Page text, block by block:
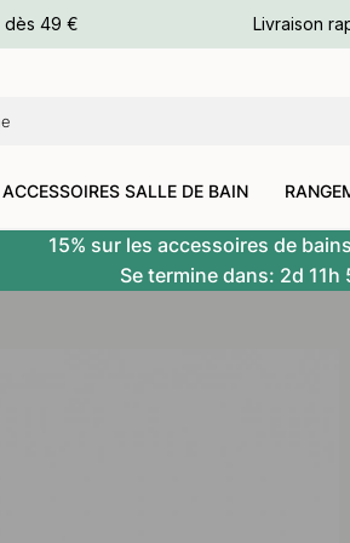
dès 49 € Livraison
ACCESSOIRES SALLE DE BAIN
15% sur les accessoires de
Se termine dans: 2d 11h